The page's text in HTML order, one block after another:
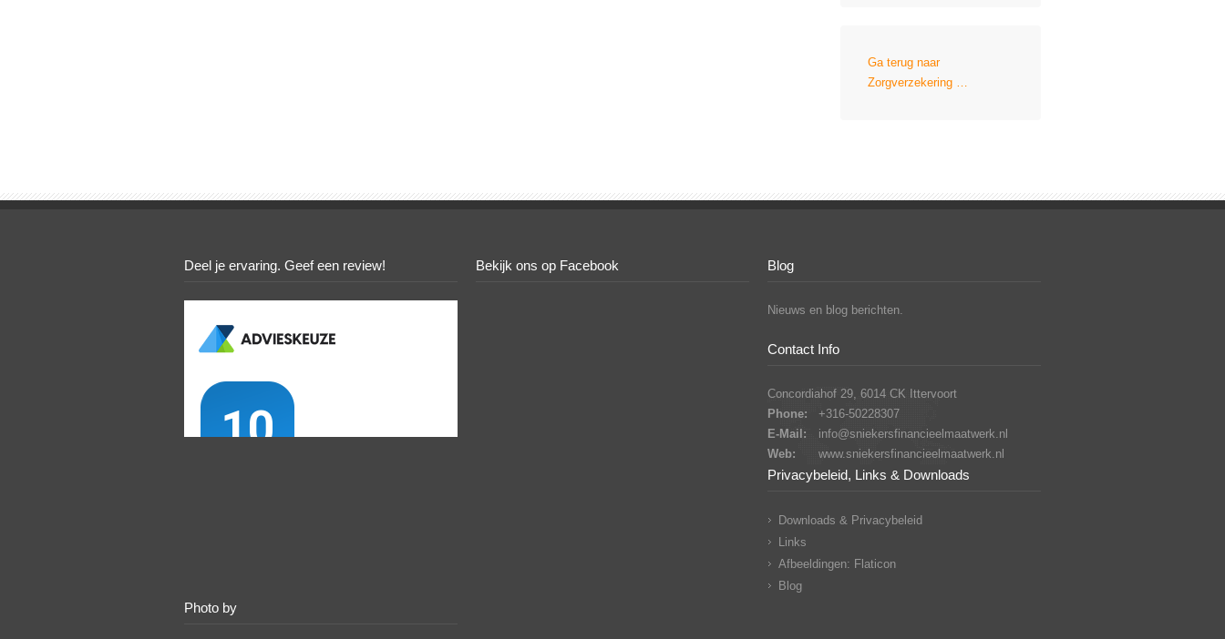
Ga terug naar
Zorgverzekering …
Deel je ervaring. Geef een review! Bekijk ons op Facebook Blog
Nieuws en blog berichten.
Contact Info
Concordiahof 29, 6014 CK Ittervoort
Phone:
+316-50228307
E-Mail:
info@sniekersfinancieelmaatwerk.nl
Web:
www.sniekersfinancieelmaatwerk.nl
Privacybeleid, Links & Downloads
Downloads & Privacybeleid
Links
Afbeeldingen: Flaticon
Blog
Photo by